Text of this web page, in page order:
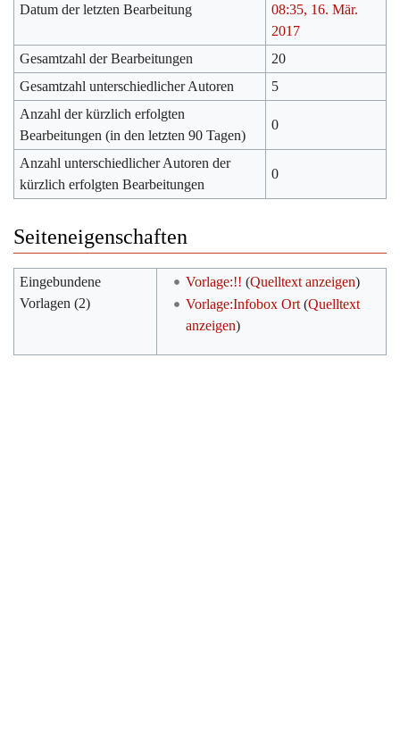
Datum der letzten Bearbeitung
08:35, 16. Mär.
2017
Gesamtzahl der Bearbeitungen
20
Gesamtzahl unterschiedlicher Autoren
5
Anzahl der kürzlich erfolgten
Bearbeitungen (in den letzten 90 Tagen)
0
Anzahl unterschiedlicher Autoren der
kürzlich erfolgten Bearbeitungen
0
Seiteneigenschaften
Eingebundene
Vorlagen (2)
Vorlage:!! (Quelltext anzeigen)
Vorlage:Infobox Ort (Quelltext
anzeigen)